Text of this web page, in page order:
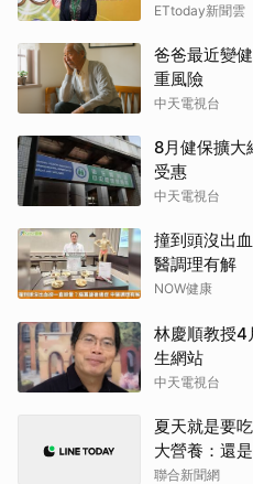
ETtoday新聞雲
爸爸最近變
重風險
中天電視台
8月健保擴大
受惠
中天電視台
撞到頭沒出
醫調理有解
NOW健康
林慶順教授
生網站
中天電視台
夏天就是要
大營養：還
聯合新聞網